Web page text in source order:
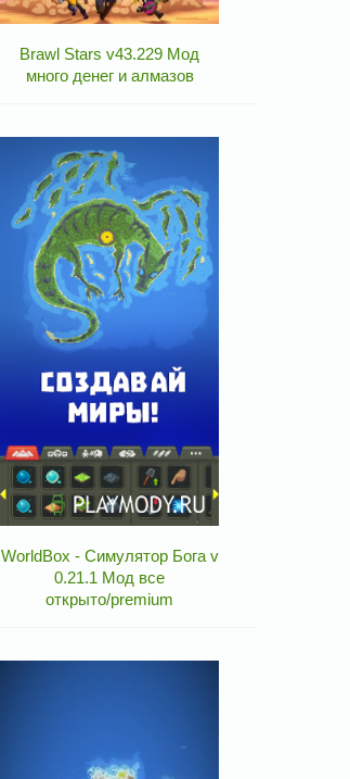
Brawl Stars v43.229 Мод
много денег и алмазов
WorldBox - Симулятор Бога v
0.21.1 Мод все
открыто/premium